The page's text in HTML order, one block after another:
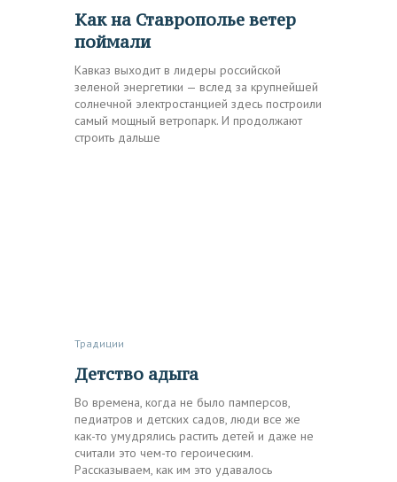
Как на Ставрополье ветер
поймали
Кавказ выходит в лидеры российской
зеленой энергетики — вслед за крупнейшей
солнечной электростанцией здесь построили
самый мощный ветропарк. И продолжают
строить дальше
Традиции
Детство адыга
Во времена, когда не было памперсов,
педиатров и детских садов, люди все же
как-то умудрялись растить детей и даже не
считали это чем-то героическим.
Рассказываем, как им это удавалось